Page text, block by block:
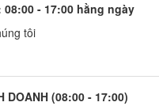
- 17:00 hằng ngày
tôi
DOANH (08:00 - 17:00)